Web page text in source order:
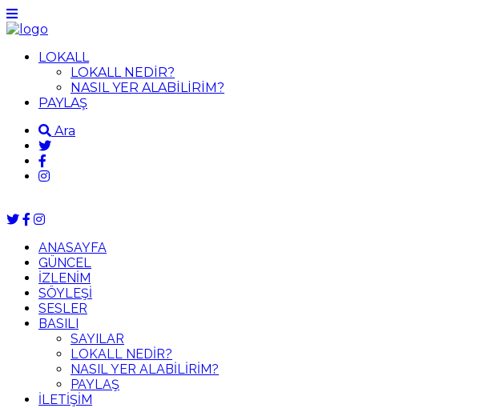
LOKALL
LOKALL NEDİR?
NASIL YER ALABİLİRİM?
PAYLAŞ
Ara
ANASAYFA
GÜNCEL
İZLENİM
SÖYLEŞİ
SESLER
BASILI
SAYILAR
LOKALL NEDİR?
NASIL YER ALABİLİRİM?
PAYLAŞ
İLETİŞİM